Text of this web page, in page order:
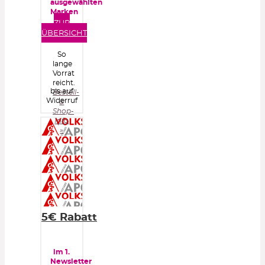
ausgewählten
Marken
ZUR
ÜBERSICHT
So
lange
Vorrat
reicht.
Bestell-
&
Shop-
Info
»
bis auf
Widerruf
5€ Rabatt
im 1.
Newsletter